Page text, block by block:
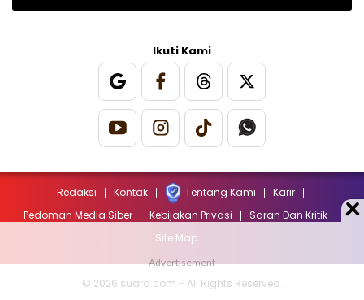
Ikuti Kami
Redaksi Kontak Tentang Kami
Karir
Pedoman Media Siber
Kebijakan Privasi
Saran Dan Kritik
Site Map
© 2026 suara.com - All Rights Reserved.